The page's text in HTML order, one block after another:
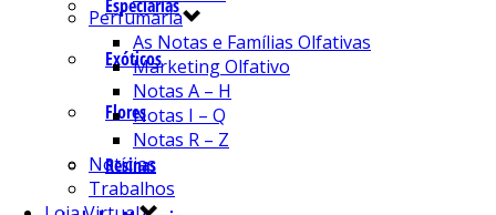
Especiarias
Exóticos
Flores
Resinas
Perfumaria
As Notas e Famílias Olfativas
Marketing Olfativo
Notas A – H
Notas I – Q
Notas R – Z
Notícias
Trabalhos